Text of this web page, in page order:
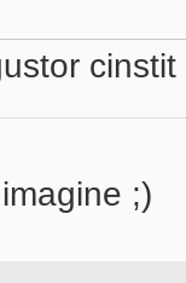
cinstit
;)